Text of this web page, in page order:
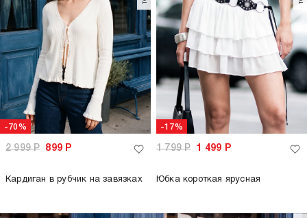
-70%
2 999Р 899 Р
Кардиган в рубчик на завязках
-17%
1 799Р 1 499 Р
Юбка короткая ярусная